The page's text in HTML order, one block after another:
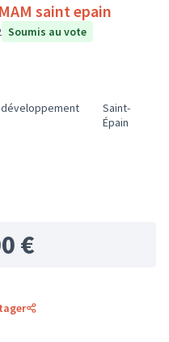
saint epain
Soumis au vote
de la catégorie : Solidarité
Filtrer les
Saint-
Épain
€